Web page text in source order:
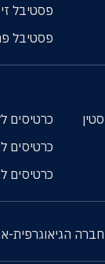
פסטיבל
פסטיבל
כרטיסים
כרטיסים
כרטיסים
הגיאוגרפית-